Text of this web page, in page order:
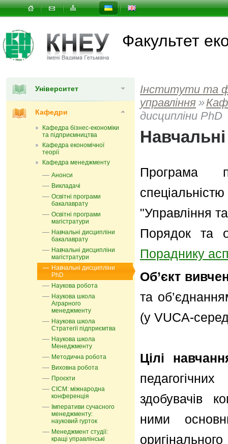
Факультет
Університет
Кафедри
Кафедра бізнес-економіки
та підприємництва
Кафедра економічної
теорії
Кафедра менеджменту
Анонси
Викладачі
Освітні програми
бакалаврату
Освітні програми
магістратури
Навчальні дисципліни
бакалаврату
Навчальні дисципліни
магістратури
Навчальні дисципліни
PhD
Наукова робота
Наукова школа
Аграрного
менеджменту
Наукова школа
Стратегії підприємтва
Наукова школа
Менеджменту
Методична робота
Виховна робота
Проєкти
СІСМ: міжнародна
конференція
Імперативи сучасного
менеджменту:
науковий гурток
Менеджмент студії:
кращі управлінські
Інститути та
управлiння »
дисципліни PhD
Програма
"Управління
Порядок та
Пораднику
Об’єкт
та
(у VUCA-
Цілі
здобувачів
ними